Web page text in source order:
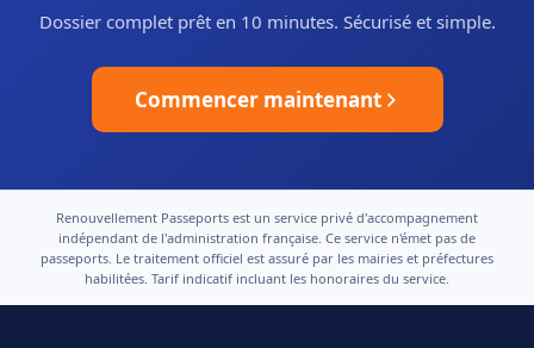
Dossier complet prêt en 10 minutes. Sécurisé et simple.
Commencer maintenant
Renouvellement Passeports est un service privé d'accompagnement
indépendant de l'administration française. Ce service n'émet pas de
passeports. Le traitement officiel est assuré par les mairies et préfectures
habilitées. Tarif indicatif incluant les honoraires du service.